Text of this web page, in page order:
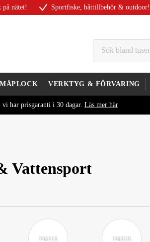
nätet! Sportfiske, båttillbehör & outdoor!
VERKTYG & FÖRVARING
vi har prisgaranti i 30 dagar. Läs mer här
Vattensport